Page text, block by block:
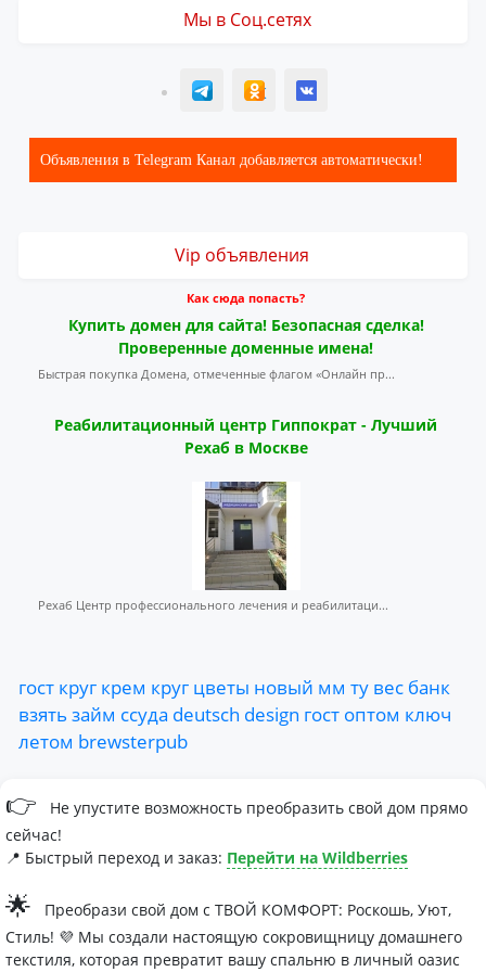
Мы в Соц.сетях
T ОК ВК
Объявления в Telegram Канал добавляется автоматически!
Vip объявления
Как сюда попасть?
Купить домен для сайта! Безопасная сделка!
Проверенные доменные имена!
Быстрая покупка Домена, отмеченные флагом «Онлайн пр...
Реабилитационный центр Гиппократ - Лучший
Рехаб в Москве
Рехаб Центр профессионального лечения и реабилитаци...
гост круг крем круг цветы новый мм ту вес банк
взять займ ссуда deutsch design гост оптом ключ
летом brewsterpub
👉
Не упустите возможность преобразить свой дом прямо
сейчас!
📍 Быстрый переход и заказ: Перейти на Wildberries
🌟
Преобрази свой дом с ТВОЙ КОМФОРТ: Роскошь, Уют,
Стиль! 💜 Мы создали настоящую сокровищницу домашнего
текстиля, которая превратит вашу спальню в личный оазис